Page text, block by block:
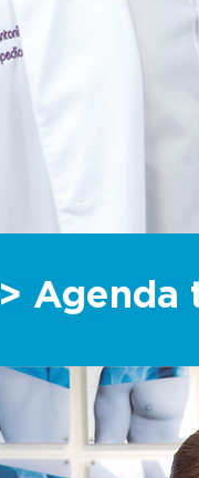
Recupera tu ritmo de
atención especializada
médico ortopedista y
> Agenda